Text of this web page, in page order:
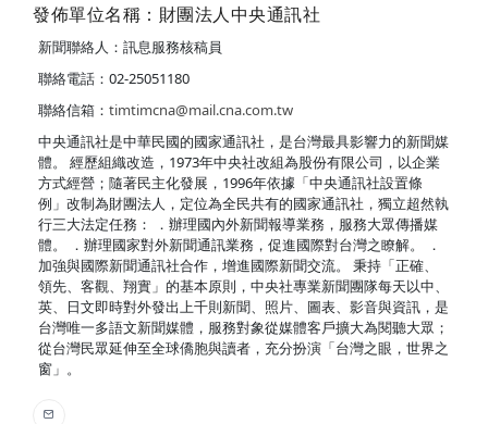
發佈單位名稱：財團法人中央通訊社
新聞聯絡人：訊息服務核稿員
聯絡電話：02-25051180
聯絡信箱： timtimcna@mail.cna.com.tw
中央通訊社是中華民國的國家通訊社，是台灣最具影響力的新聞媒
體。 經歷組織改造，1973年中央社改組為股份有限公司，以企業
方式經營；隨著民主化發展，1996年依據「中央通訊社設置條
例」改制為財團法人，定位為全民共有的國家通訊社，獨立超然執
行三大法定任務： ．辦理國內外新聞報導業務，服務大眾傳播媒
體。 ．辦理國家對外新聞通訊業務，促進國際對台灣之瞭解。 ．
加強與國際新聞通訊社合作，增進國際新聞交流。 秉持「正確、
領先、客觀、翔實」的基本原則，中央社專業新聞團隊每天以中、
英、日文即時對外發出上千則新聞、照片、圖表、影音與資訊，是
台灣唯一多語文新聞媒體，服務對象從媒體客戶擴大為閱聽大眾；
從台灣民眾延伸至全球僑胞與讀者，充分扮演「台灣之眼，世界之
窗」。